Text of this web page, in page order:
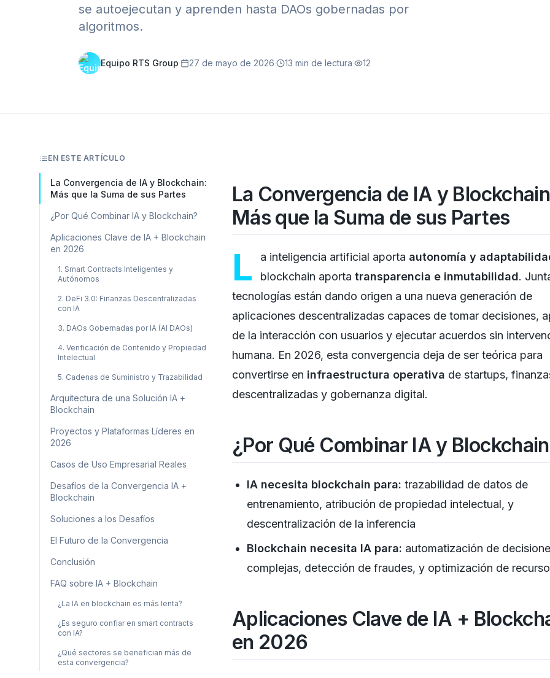
se autoejecutan y aprenden hasta DAOs gobernadas por
algoritmos.
Equipo RTS Group· 27 de mayo de 2026· 13 min de lectura· 12
EN ESTE ARTÍCULO
La Convergencia de IA y Blockchain:
Más que la Suma de sus Partes
¿Por Qué Combinar IA y Blockchain?
Aplicaciones Clave de IA + Blockchain
en 2026
1. Smart Contracts Inteligentes y
Autónomos
2. DeFi 3.0: Finanzas Descentralizadas
con IA
3. DAOs Gobernadas por IA (AI DAOs)
4. Verificación de Contenido y Propiedad
Intelectual
5. Cadenas de Suministro y Trazabilidad
Arquitectura de una Solución IA +
Blockchain
Proyectos y Plataformas Líderes en
2026
Casos de Uso Empresarial Reales
Desafíos de la Convergencia IA +
Blockchain
Soluciones a los Desafíos
El Futuro de la Convergencia
Conclusión
FAQ sobre IA + Blockchain
¿La IA en blockchain es más lenta?
¿Es seguro confiar en smart contracts
con IA?
¿Qué sectores se benefician más de
esta convergencia?
La Convergencia de IA y
Más que la Suma de sus Partes
L a inteligencia artificial aporta autonomía y
blockchain aporta transparencia e inmutabilidad.
tecnologías están dando origen a una nueva generación de
aplicaciones descentralizadas capaces de tomar decisiones,
de la interacción con usuarios y ejecutar acuerdos sin
humana. En 2026, esta convergencia deja de ser teórica para
convertirse en infraestructura operativa de startups,
descentralizadas y gobernanza digital.
¿Por Qué Combinar IA y
IA necesita blockchain para: trazabilidad de datos de
entrenamiento, atribución de propiedad intelectual, y
descentralización de la inferencia
Blockchain necesita IA para: automatización de
complejas, detección de fraudes, y optimización de
Aplicaciones Clave de IA +
en 2026